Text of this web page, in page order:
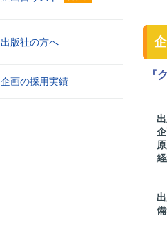
『
出版社の方へ
企画の採用実績